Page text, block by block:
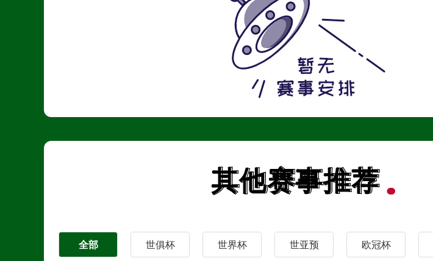
其他赛事推荐
其他赛事推荐
全部 世俱杯 世界杯 世亚预 欧冠杯